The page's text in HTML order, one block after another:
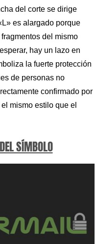
del corte se dirige
es alargado porque
del mismo
hay un lazo en
la fuerte protección
de personas no
confirmado por
mismo estilo que el
SÍMBOLO